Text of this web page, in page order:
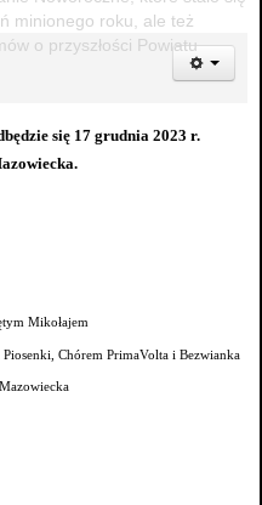
minionego roku, ale też
o przyszłości Powiatu
się 17 grudnia 2023 r.
Mikołajem
Chórem PrimaVolta i Bezwianka